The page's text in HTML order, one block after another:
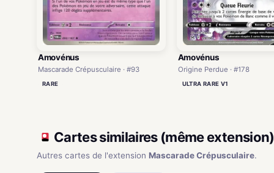
Amovénus
Mascarade Crépusculaire · #93
RARE
Amovénus
Origine Perdue · #178
ULTRA RARE V1
Cartes similaires (même extension)
Autres cartes de l'extension Mascarade Crépusculaire.